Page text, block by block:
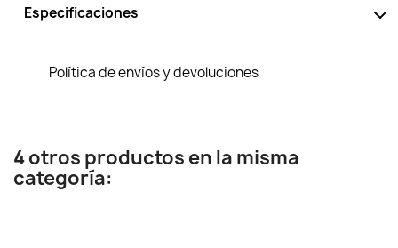
Especificaciones
Política de envíos y devoluciones
4 otros productos en la misma
categoría: